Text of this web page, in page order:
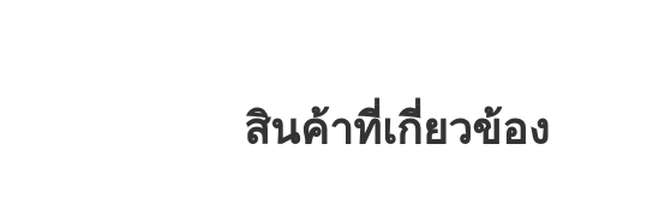
สินค้าที่เกี่ยวข้อง